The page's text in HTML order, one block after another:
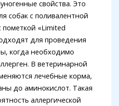
свойства. Это
собак с поливалентной
пометкой «Limited
для проведения
когда необходимо
В ветеринарной
лечебные корма,
до аминокислот. Такая
аллергической